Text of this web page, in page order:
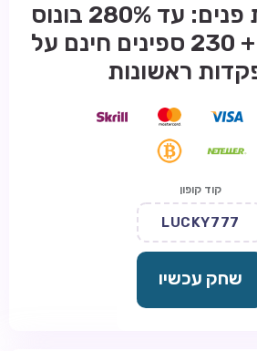
חבילת קבלת פנים: עד 280% בונוס
עד €2,200 + 230 ספינים חינם על
קוד קופון
LUCKY777
שחק עכשיו